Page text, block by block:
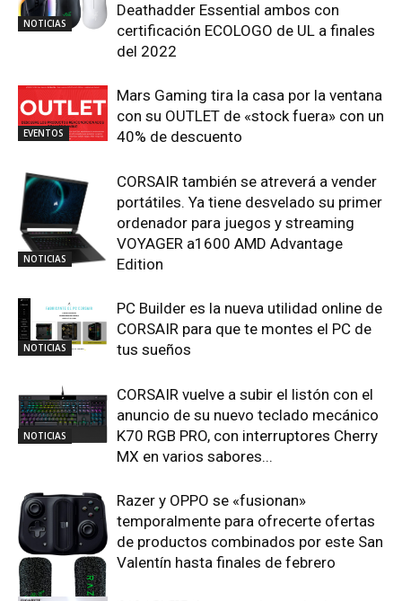
NOTICIAS
Deathadder Essential ambos con
certificación ECOLOGO de UL a finales
del 2022
EVENTOS
Mars Gaming tira la casa por la ventana
con su OUTLET de «stock fuera» con un
40% de descuento
NOTICIAS
CORSAIR también se atreverá a vender
portátiles. Ya tiene desvelado su primer
ordenador para juegos y streaming
VOYAGER a1600 AMD Advantage
Edition
NOTICIAS
PC Builder es la nueva utilidad online de
CORSAIR para que te montes el PC de
tus sueños
NOTICIAS
CORSAIR vuelve a subir el listón con el
anuncio de su nuevo teclado mecánico
K70 RGB PRO, con interruptores Cherry
MX en varios sabores...
Razer y OPPO se «fusionan»
temporalmente para ofrecerte ofertas
de productos combinados por este San
Valentín hasta finales de febrero